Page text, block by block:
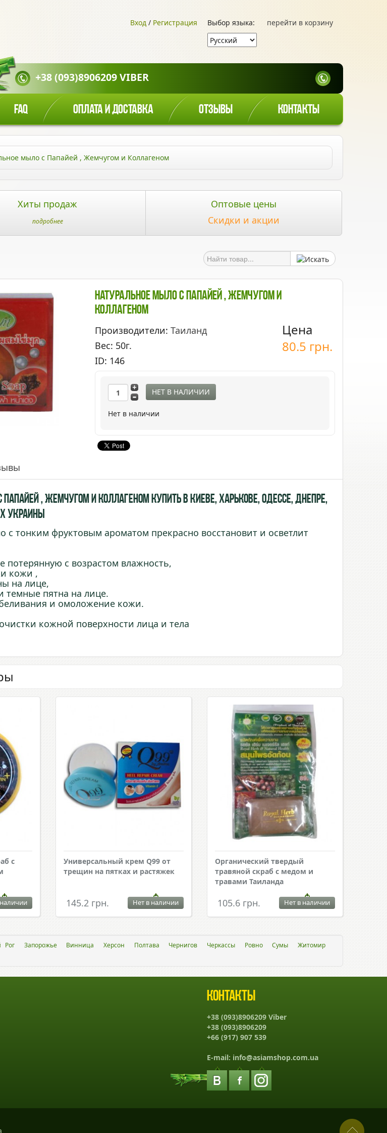
перейти в корзину
Выбор языка:
Вход / Регистрация
+38 (093)8906209 VIBER
FAQ ОПЛАТА И ДОСТАВКА ОТЗЫВЫ КОНТАКТЫ
мыло с Папайей , Жемчугом и Коллагеном
Хиты продаж
подробнее
Оптовые цены
Скидки и акции
Натуральное Мыло С Папайей , Жемчугом И
Коллагеном
Производители: Таиланд
Вес: 50г.
ID: 146
Цена
80.5 грн.
НЕТ В НАЛИЧИИ
Нет в наличии
, Жемчугом и Коллагеном купить в Киеве, Харькове, Одессе, Днепре,
Украины
с тонким фруктовым ароматом прекрасно восстановит и осветлит
потерянную с возрастом влажность,
кожи ,
на лице,
темные пятна на лице.
и омоложение кожи.
кожной поверхности лица и тела
с
Универсальный крем Q99 от
трещин на пятках и растяжек
145.2 грн. Нет в наличии
Органический твердый
травяной скраб с медом и
травами Таиланда
105.6 грн. Нет в наличии
Рог Запорожье Винница Херсон Полтава Чернигов Черкассы Ровно Сумы
Житомир
Контакты
+38 (093)8906209 Viber
+38 (093)8906209
+66 (917) 907 539
E-mail: info@asiamshop.com.ua